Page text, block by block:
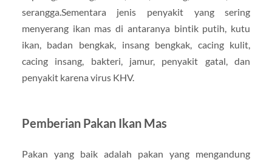
serangga.Sementara jenis penyakit yang sering
menyerang ikan mas di antaranya bintik putih, kutu
ikan, badan bengkak, insang bengkak, cacing kulit,
cacing insang, bakteri, jamur, penyakit gatal, dan
penyakit karena virus KHV.
Pemberian Pakan Ikan Mas
Pakan yang baik adalah pakan yang mengandung